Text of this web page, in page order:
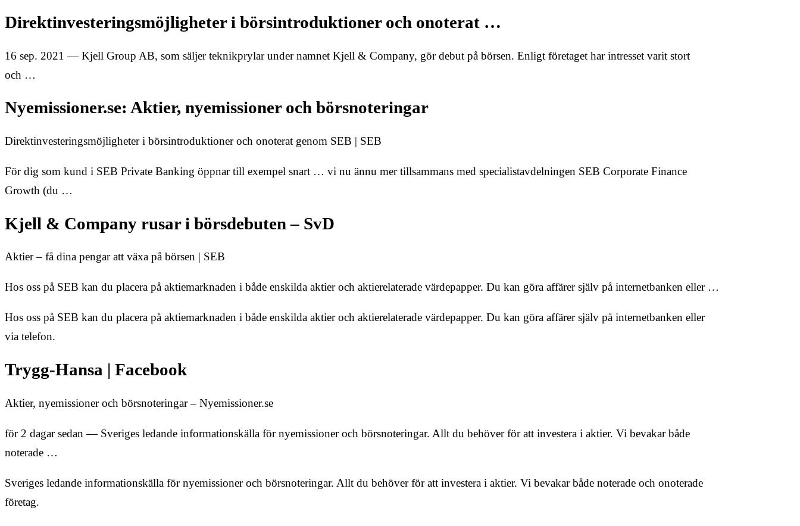
Direktinvesteringsmöjligheter i börsintroduktioner och onoterat …
16 sep. 2021 — Kjell Group AB, som säljer teknikprylar under namnet Kjell & Company, gör debut på börsen. Enligt företaget har intresset varit stort
och …
Nyemissioner.se: Aktier, nyemissioner och börsnoteringar
Direktinvesteringsmöjligheter i börsintroduktioner och onoterat genom SEB | SEB
För dig som kund i SEB Private Banking öppnar till exempel snart … vi nu ännu mer tillsammans med specialistavdelningen SEB Corporate Finance
Growth (du …
Kjell & Company rusar i börsdebuten – SvD
Aktier – få dina pengar att växa på börsen | SEB
Hos oss på SEB kan du placera på aktiemarknaden i både enskilda aktier och aktierelaterade värdepapper. Du kan göra affärer själv på internetbanken eller …
Hos oss på SEB kan du placera på aktiemarknaden i både enskilda aktier och aktierelaterade värdepapper. Du kan göra affärer själv på internetbanken eller
via telefon.
Trygg-Hansa | Facebook
Aktier, nyemissioner och börsnoteringar – Nyemissioner.se
för 2 dagar sedan — Sveriges ledande informationskälla för nyemissioner och börsnoteringar. Allt du behöver för att investera i aktier. Vi bevakar både
noterade …
Sveriges ledande informationskälla för nyemissioner och börsnoteringar. Allt du behöver för att investera i aktier. Vi bevakar både noterade och onoterade
företag.